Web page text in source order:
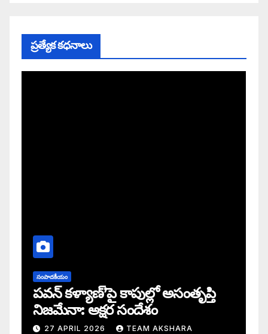
ప్రత్యేక కధనాలు
సంపాదకీయం
పవన్ కళ్యాణ్’పై కాపుల్లో అసంతృప్తి
నిజమేనా: అక్షర సందేశం
27 APRIL 2026 TEAM AKSHARA